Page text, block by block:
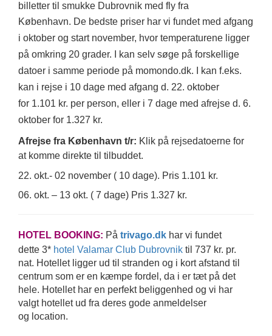
billetter til smukke Dubrovnik med fly fra
København. De bedste priser har vi fundet med afgang
i oktober og start november, hvor temperaturene ligger
på omkring 20 grader. I kan selv søge på forskellige
datoer i samme periode på momondo.dk. I kan f.eks.
kan i rejse i 10 dage med afgang d. 22. oktober
for 1.101 kr. per person, eller i 7 dage med afrejse d. 6.
oktober for 1.327 kr.
Afrejse fra København t/r: Klik på rejsedatoerne for
at komme direkte til tilbuddet.
22. okt.- 02 november ( 10 dage). Pris 1.101 kr.
06. okt. – 13 okt. ( 7 dage) Pris 1.327 kr.
HOTEL BOOKING: På trivago.dk har vi fundet
dette 3* hotel Valamar Club Dubrovnik til 737 kr. pr.
nat. Hotellet ligger ud til stranden og i kort afstand til
centrum som er en kæmpe fordel, da i er tæt på det
hele. Hotellet har en perfekt beliggenhed og vi har
valgt hotellet ud fra deres gode anmeldelser
og location.